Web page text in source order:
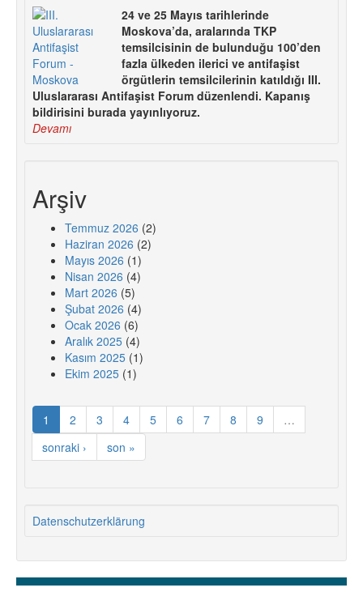
24 ve 25 Mayıs tarihlerinde
Moskova’da, aralarında TKP
temsilcisinin de bulunduğu 100’den
fazla ülkeden ilerici ve antifaşist
örgütlerin temsilcilerinin katıldığı III.
Uluslararası Antifaşist Forum düzenlendi. Kapanış
bildirisini burada yayınlıyoruz.
Devamı
Arşiv
Temmuz 2026 (2)
Haziran 2026 (2)
Mayıs 2026 (1)
Nisan 2026 (4)
Mart 2026 (5)
Şubat 2026 (4)
Ocak 2026 (6)
Aralık 2025 (4)
Kasım 2025 (1)
Ekim 2025 (1)
1 2 3 4 5 6 7 8 9
…
sonraki ›
son »
Datenschutzerklärung